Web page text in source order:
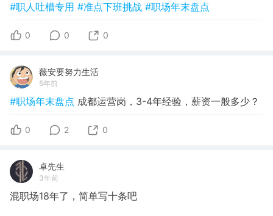
#职人吐槽专用 #准点下班挑战 #职场年末盘点
0 0 0
薇安要努力生活
5年前
#职场年末盘点 成都运营岗，3-4年经验，薪资一般多少？
0 2 0
卓先生
3年前
混职场18年了，简单写十条吧